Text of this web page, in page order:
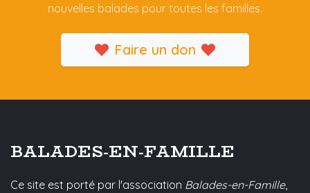
nouvelles balades pour toutes les familles.
Faire un don
BALADES-EN-FAMILLE
Ce site est porté par l'association Balades-en-Famille,